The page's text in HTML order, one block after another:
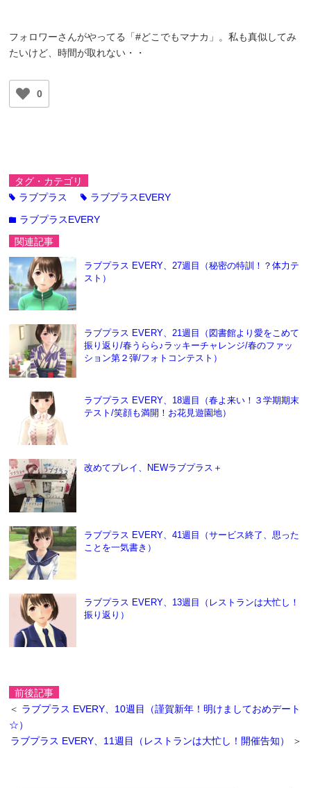
フォロワーさんがやってる「#どこでもマナカ」。私も真似してみ
たいけど、時間が取れない・・
0
タグ・カテゴリ
tag ラブプラス tag ラブプラスEVERY
folder ラブプラスEVERY
関連記事
ラブプラス EVERY、27週目（秘密の特訓！？体力テ
スト）
ラブプラス EVERY、21週目（図書館より愛をこめて
振り返り/春うらら♪ラッキーチャレンジ/春のファッ
ション第２弾/フォトコンテスト）
ラブプラス EVERY、18週目（春よ来い！３学期期末
テスト/笑顔も満開！お花見遊園地）
改めてプレイ、NEWラブプラス＋
ラブプラス EVERY、41週目（サービス終了、思った
ことを一気書き）
ラブプラス EVERY、13週目（レストランは大忙し！
振り返り）
前後記事
＜ ラブプラス EVERY、10週目（謹賀新年！明けましておめデート
☆）
ラブプラス EVERY、11週目（レストランは大忙し！開催告知）
＞